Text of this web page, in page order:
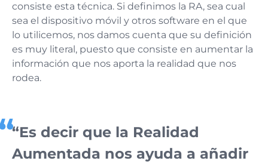
consiste esta técnica. Si definimos la RA, sea cual
sea el dispositivo móvil y otros software en el que
lo utilicemos, nos damos cuenta que su definición
es muy literal, puesto que consiste en aumentar la
información que nos aporta la realidad que nos
rodea.
“Es decir que la Realidad
Aumentada nos ayuda a añadir